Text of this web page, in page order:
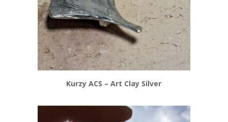
Kurzy ACS – Art Clay Silver